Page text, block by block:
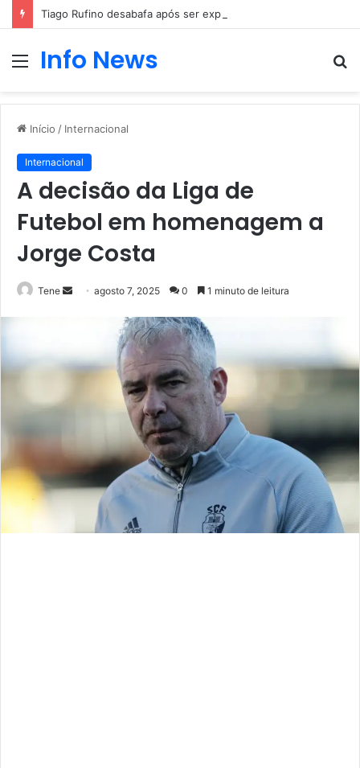
Tiago Rufino desabafa após ser expulso de casa
Menu
Info News
Início / Internacional
Internacional
A decisão da Liga de
Futebol em homenagem a
Jorge Costa
Tene
Mandeagosto 7, 2025 0 1 minuto de leitura